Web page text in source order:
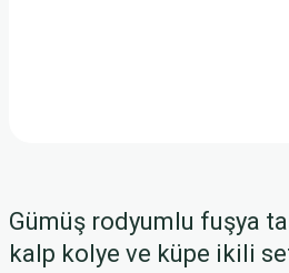
Gümüş rodyumlu fuşya
kalp kolye ve küpe ikili